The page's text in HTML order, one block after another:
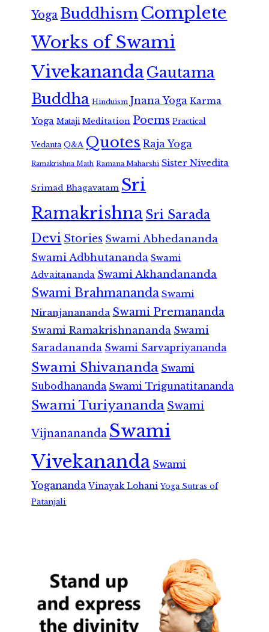
Yoga Buddhism Complete
Works of Swami
VivekanandaGautama
Buddha Hinduism Jnana Yoga Karma
Yoga Mataji Meditation Poems Practical
Vedanta Q&A Quotes Raja Yoga
Ramakrishna Math Ramana Maharshi Sister Nivedita
Srimad Bhagavatam Sri
RamakrishnaSri Sarada
Devi Stories Swami Abhedananda
Swami Adbhutananda Swami
Advaitananda Swami Akhandananda
Swami Brahmananda Swami
Niranjanananda Swami Premananda
Swami Ramakrishnananda Swami
Saradananda Swami Sarvapriyananda
Swami Shivananda Swami
Subodhananda Swami Trigunatitananda
Swami Turiyananda Swami
Vijnanananda Swami
Vivekananda Swami
Yogananda Vinayak Lohani Yoga Sutras of
Patanjali